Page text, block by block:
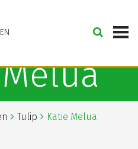
EN
Tulip Katie Melua